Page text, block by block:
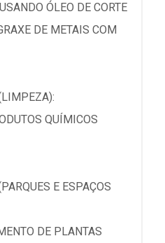
ÓLEO DE CORTE
DE METAIS COM
QUÍMICOS
E ESPAÇOS
DE PLANTAS